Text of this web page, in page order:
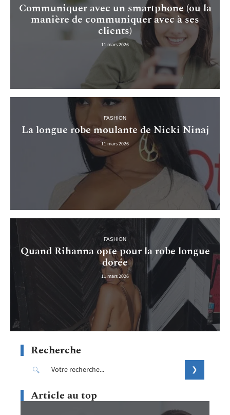
Communiquer avec un smartphone (ou la
manière de communiquer avec à ses
clients)
11 mars 2026
FASHION
La longue robe moulante de Nicki Ninaj
11 mars 2026
FASHION
Quand Rihanna opte pour la robe longue
dorée
11 mars 2026
Recherche
Article au top